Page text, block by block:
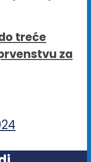
treće
za